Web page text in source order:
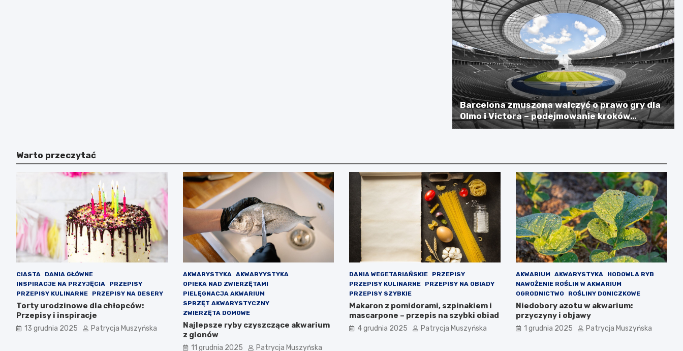
Barcelona zmuszona walczyć o prawo gry dla
Olmo i Victora – podejmowanie kroków
prawnych jako ostatnia szansa
Warto przeczytać
CIASTA
DANIA GŁÓWNE
INSPIRACJE NA PRZYJĘCIA
PRZEPISY
PRZEPISY KULINARNE
PRZEPISY NA DESERY
Torty urodzinowe dla chłopców:
Przepisy i inspiracje
13 grudnia 2025 Patrycja Muszyńska
AKWARYSTYKA
AKWARYYSTYKA
OPIEKA NAD ZWIERZĘTAMI
PIELĘGNACJA AKWARIUM
SPRZĘT AKWARYSTYCZNY
ZWIERZĘTA DOMOWE
Najlepsze ryby czyszczące akwarium
z glonów
11 grudnia 2025 Patrycja Muszyńska
DANIA WEGETARIAŃSKIE
PRZEPISY
PRZEPISY KULINARNE
PRZEPISY NA OBIADY
PRZEPISY SZYBKIE
Makaron z pomidorami, szpinakiem i
mascarpone – przepis na szybki obiad
4 grudnia 2025 Patrycja Muszyńska
AKWARIUM AKWARYSTYKA
HODOWLA RYB
NAWOŻENIE ROŚLIN W AKWARIUM
OGRODNICTWO
ROŚLINY DONICZKOWE
Niedobory azotu w akwarium:
przyczyny i objawy
1 grudnia 2025 Patrycja Muszyńska